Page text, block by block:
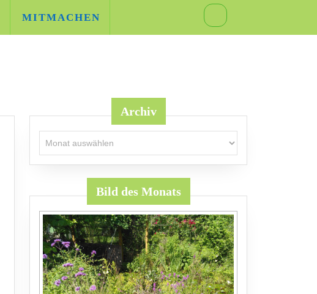
MITMACHEN
Archiv
Bild des Monats